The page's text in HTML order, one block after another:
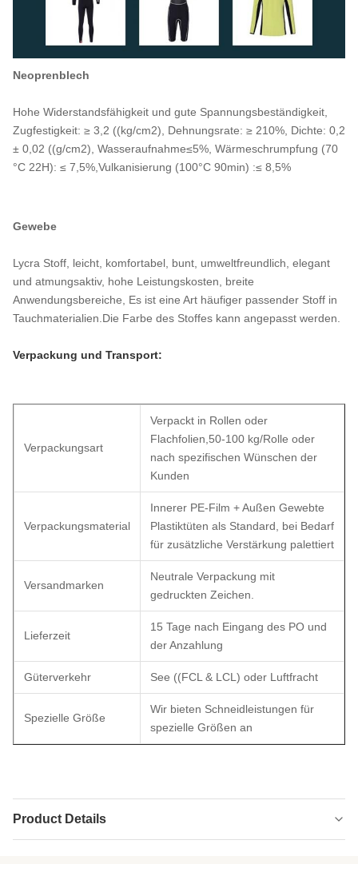
Neoprenblech
Hohe Widerstandsfähigkeit und gute Spannungsbeständigkeit,
Zugfestigkeit: ≥ 3,2 ((kg/cm2), Dehnungsrate: ≥ 210%, Dichte: 0,2
± 0,02 ((g/cm2), Wasseraufnahme≤5%, Wärmeschrumpfung (70
°C 22H): ≤ 7,5%,Vulkanisierung (100°C 90min) :≤ 8,5%
Gewebe
Lycra Stoff, leicht, komfortabel, bunt, umweltfreundlich, elegant
und atmungsaktiv, hohe Leistungskosten, breite
Anwendungsbereiche, Es ist eine Art häufiger passender Stoff in
Tauchmaterialien.Die Farbe des Stoffes kann angepasst werden.
Verpackung und Transport:
Verpackungsart
Verpackt in Rollen oder
Flachfolien,50-100 kg/Rolle oder
nach spezifischen Wünschen der
Kunden
Verpackungsmaterial
Innerer PE-Film + Außen Gewebte
Plastiktüten als Standard, bei Bedarf
für zusätzliche Verstärkung palettiert
Versandmarken
Neutrale Verpackung mit
gedruckten Zeichen.
Lieferzeit
15 Tage nach Eingang des PO und
der Anzahlung
Güterverkehr See ((FCL & LCL) oder Luftfracht
Spezielle Größe
Wir bieten Schneidleistungen für
spezielle Größen an
Product Details